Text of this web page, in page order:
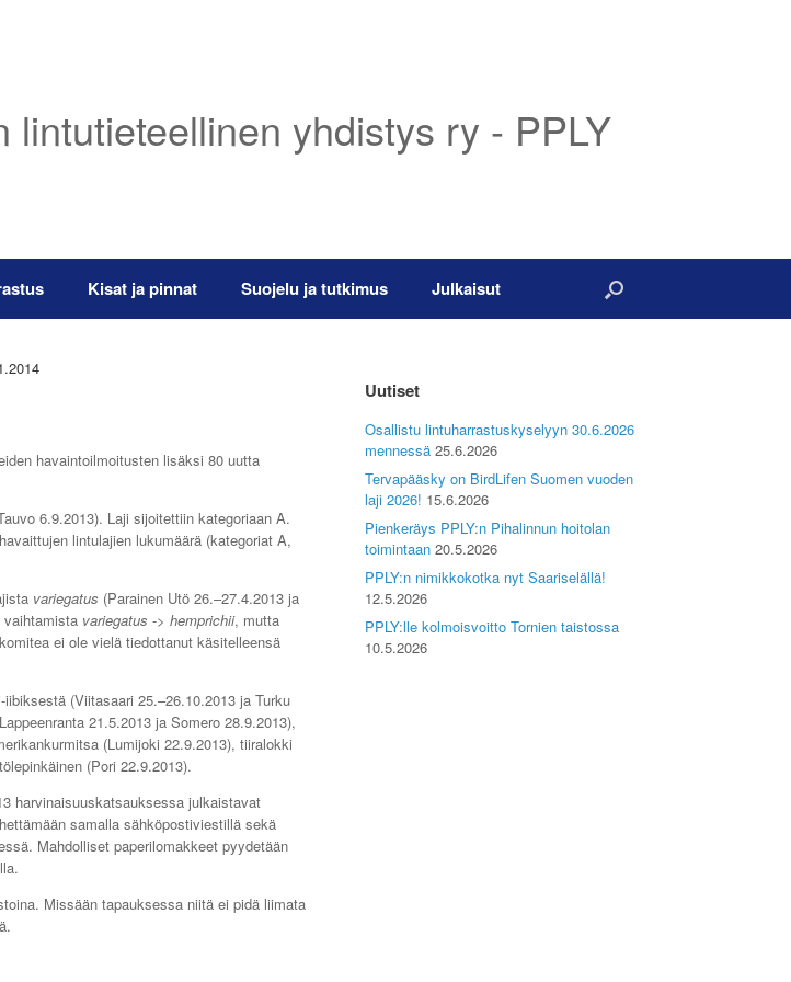
lintutieteellinen yhdistys ry - PPLY
Kisat ja pinnat Suojelu ja tutkimus Julkaisut
havaintoilmoitusten lisäksi 80 uutta
6.9.2013). Laji sijoitettiin kategoriaan A.
lintulajien lukumäärä (kategoriat A,
variegatus (Parainen Utö 26.–27.4.2013 ja
vaihtamista variegatus -> hemprichii, mutta
ei ole vielä tiedottanut käsitelleensä
(Viitasaari 25.–26.10.2013 ja Turku
21.5.2013 ja Somero 28.9.2013),
(Lumijoki 22.9.2013), tiiralokki
(Pori 22.9.2013).
harvinaisuuskatsauksessa julkaistavat
samalla sähköpostiviestillä sekä
Mahdolliset paperilomakkeet pyydetään
Missään tapauksessa niitä ei pidä liimata
Uutiset
Osallistu lintuharrastuskyselyyn 30.6.2026
mennessä 25.6.2026
Tervapääsky on BirdLifen Suomen vuoden
laji 2026! 15.6.2026
Pienkeräys PPLY:n Pihalinnun hoitolan
toimintaan 20.5.2026
PPLY:n nimikkokotka nyt Saariselällä!
12.5.2026
PPLY:lle kolmoisvoitto Tornien taistossa
10.5.2026